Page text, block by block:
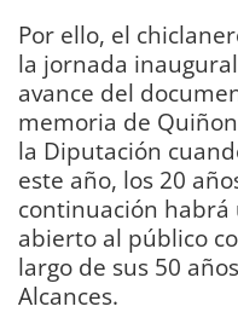
Por ello, el
la jornada
avance del
memoria de
la Diputación
este año, los 20
continuación
abierto al público
largo de sus 50
Alcances.